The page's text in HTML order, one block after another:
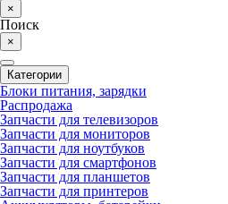
×
Поиск
×
Категории
Блоки питания, зарядки
Распродажа
Запчасти для телевизоров
Запчасти для мониторов
Запчасти для ноутбуков
Запчасти для смартфонов
Запчасти для планшетов
Запчасти для принтеров